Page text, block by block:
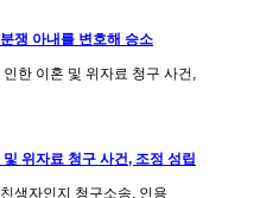
쟁 아내를 변호해 승소
위자료 청구 사건, 조정 성립